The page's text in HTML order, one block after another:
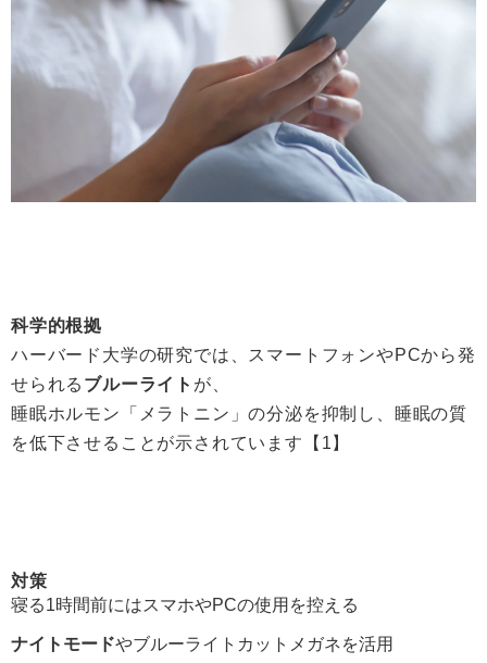
科学的根拠
ハーバード大学の研究では、スマートフォンやPCから発
せられる ブルーライト が、
睡眠ホルモン「メラトニン」の分泌を抑制し、睡眠の質
を低下させることが示されています【1】
対策
寝る1時間前にはスマホやPCの使用を控える
ナイトモードやブルーライトカットメガネを活用